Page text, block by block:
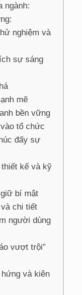
ngành:
nghiệm và
sự sáng
mẽ
bền vững
tổ chức
đấy sự
thiết kế và kỹ
bí mật
chi tiết
người dùng
vượt trội”
và kiên